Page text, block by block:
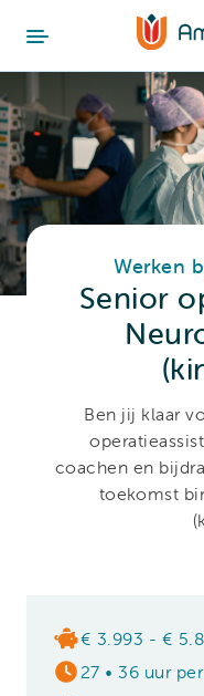
Werken
Senior
Ben jij klaar
coachen en
toekomst
€ 3.993 - €
27 • 36 uur